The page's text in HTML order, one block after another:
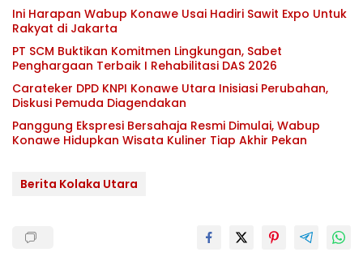
Ini Harapan Wabup Konawe Usai Hadiri Sawit Expo Untuk
Rakyat di Jakarta
PT SCM Buktikan Komitmen Lingkungan, Sabet
Penghargaan Terbaik I Rehabilitasi DAS 2026
Carateker DPD KNPI Konawe Utara Inisiasi Perubahan,
Diskusi Pemuda Diagendakan
Panggung Ekspresi Bersahaja Resmi Dimulai, Wabup
Konawe Hidupkan Wisata Kuliner Tiap Akhir Pekan
Berita Kolaka Utara